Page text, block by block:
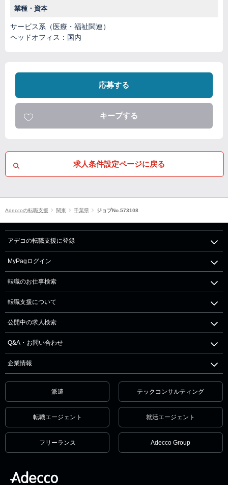
業種・資本
サービス系（医療・福祉関連）
ヘッドオフィス：国内
応募する
キープする
求人条件設定ページに戻る
Adeccoの転職支援 関東 千葉県 ジョブNo.573108
アデコの転職支援に登録
MyPagログイン
転職のお仕事検索
転職支援について
公開中の求人検索
Q&A・お問い合わせ
企業情報
派遣 テックコンサルティング
転職エージェント 就活エージェント
フリーランス Adecco Group